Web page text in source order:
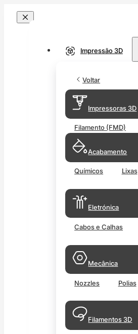
Impressão 3D
Voltar
Impressoras 3D
Filamento (FMD)
Acabamento
Químicos Lixas
Eletrónica
Cabos e Calhas
Mecânica
Nozzles Polias
Filamentos 3D